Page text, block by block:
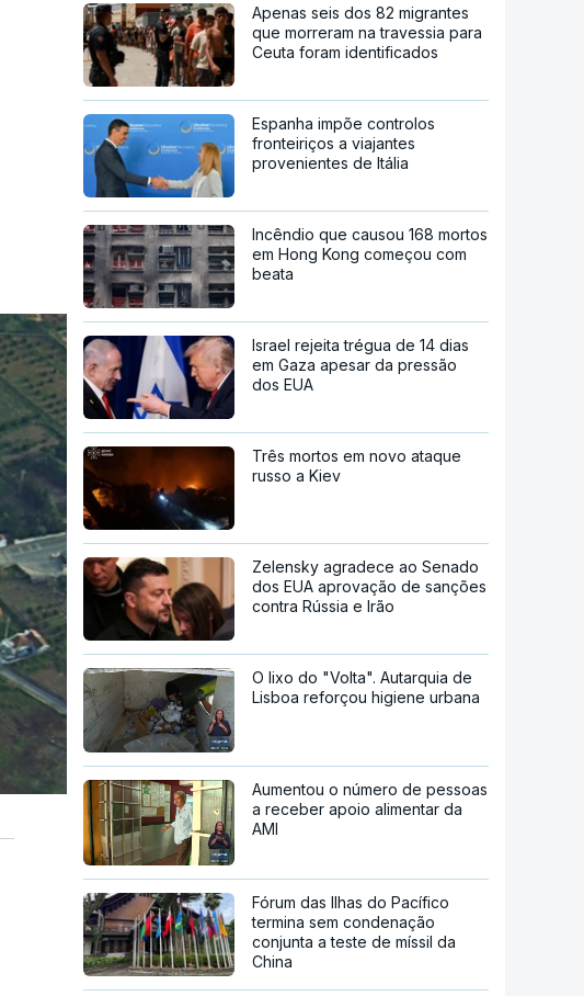
Apenas seis dos 82 migrantes
que morreram na travessia para
Ceuta foram identificados
Espanha impõe controlos
fronteiriços a viajantes
provenientes de Itália
Incêndio que causou 168 mortos
em Hong Kong começou com
beata
Israel rejeita trégua de 14 dias
em Gaza apesar da pressão
dos EUA
Três mortos em novo ataque
russo a Kiev
Zelensky agradece ao Senado
dos EUA aprovação de sanções
contra Rússia e Irão
O lixo do "Volta". Autarquia de
Lisboa reforçou higiene urbana
Aumentou o número de pessoas
a receber apoio alimentar da
AMI
Fórum das Ilhas do Pacífico
termina sem condenação
conjunta a teste de míssil da
China